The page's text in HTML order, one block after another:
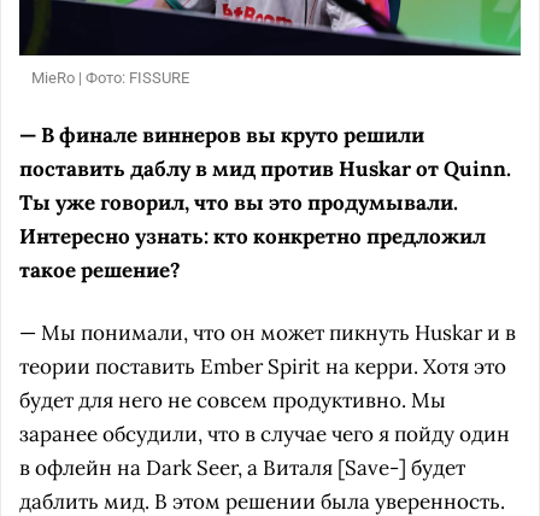
MieRo | Фото: FISSURE
— В финале виннеров вы круто решили
поставить даблу в мид против Huskar от Quinn.
Ты уже говорил, что вы это продумывали.
Интересно узнать: кто конкретно предложил
такое решение?
— Мы понимали, что он может пикнуть Huskar и в
теории поставить Ember Spirit на керри. Хотя это
будет для него не совсем продуктивно. Мы
заранее обсудили, что в случае чего я пойду один
в офлейн на Dark Seer, а Виталя [Save-] будет
даблить мид. В этом решении была уверенность.